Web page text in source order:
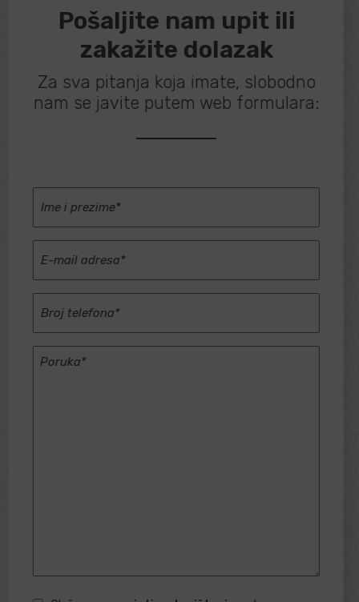
Pošaljite nam upit ili
zakažite dolazak
Za sva pitanja koja imate, slobodno
nam se javite putem web formulara:
(Required)
mail
(Required)
telefona
Poruka